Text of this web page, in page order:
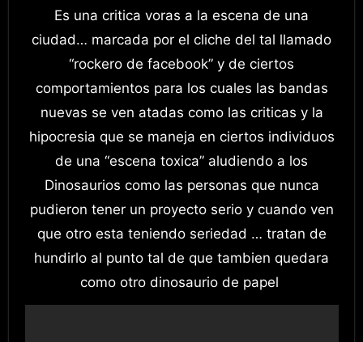
Es una critica voras a la escena de una
ciudad… marcada por el cliche del tal llamado
“rockero de facebook” y de ciertos
comportamientos para los cuales las bandas
nuevas se ven atadas como las criticas y la
hipocresia que se maneja en ciertos individuos
de una “escena toxica” aludiendo a los
Dinosaurios como las personas que nunca
pudieron tener un proyecto serio y cuando ven
que otro esta teniendo seriedad … tratan de
hundirlo al punto tal de que tambien quedara
como otro dinosaurio de papel